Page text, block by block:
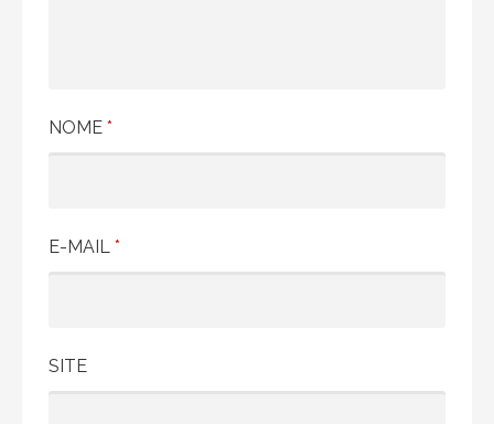
NOME *
E-MAIL *
SITE